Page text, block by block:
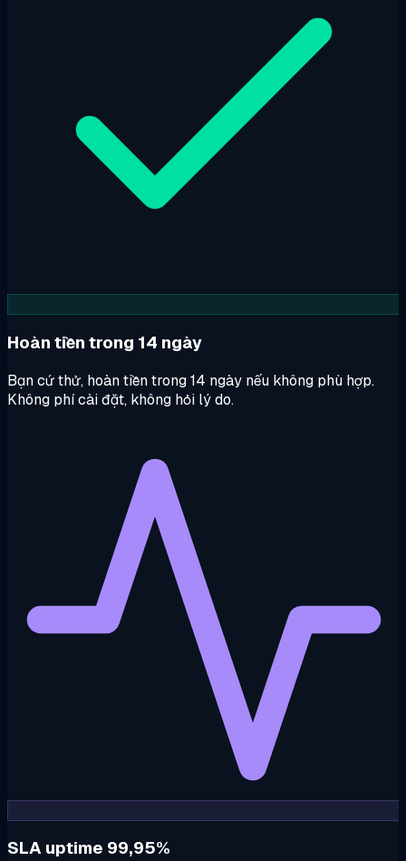
Hoàn tiền trong 14 ngày
Bạn cứ thử, hoàn tiền trong 14 ngày nếu không phù hợp.
Không phí cài đặt, không hỏi lý do.
SLA uptime 99,95%